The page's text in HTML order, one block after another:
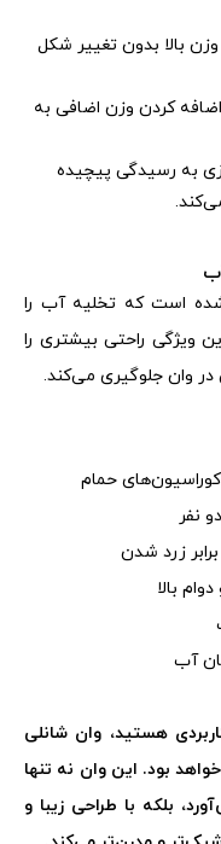
بالا بدون تغییر شکل
کردن وزن اضافی به
به رسیدگی پیچیده
.
است که تخلیه آب را
ویژگی راحتی بیشتری را
در وان جلوگیری می‌کند.
حمام
نفر
زرد شدن
آب
هستید، وان شانلی
بود. این وان نه تنها
بلکه با طراحی زیبا و